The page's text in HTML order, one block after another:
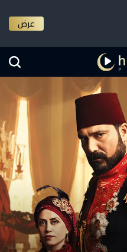
عرض